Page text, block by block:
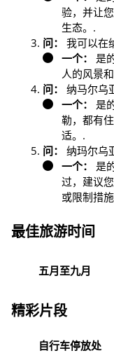
验，并让
生态。.
问：
我可以在
一个：
是
人的风景
问：
纳马尔乌
一个：
是
勒，都有
适。.
问：
纳玛尔乌
一个：
是
过，建议
或限制措
最佳旅游时间
五月至九月
精彩片段
自行车停放处